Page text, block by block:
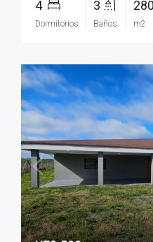
4
Dormitorios
3
Baños
280
m2